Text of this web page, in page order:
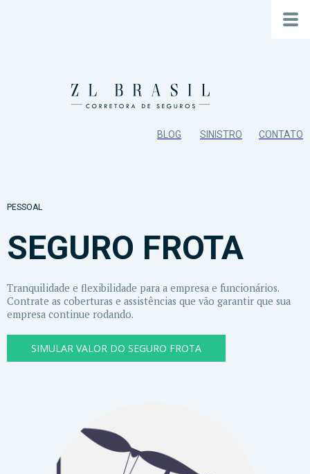
BLOG SINISTRO CONTATO
PESSOAL
SEGURO FROTA
Tranquilidade e flexibilidade para a empresa e funcionários.
Contrate as coberturas e assistências que vão garantir que sua
empresa continue rodando.
SIMULAR VALOR DO SEGURO FROTA